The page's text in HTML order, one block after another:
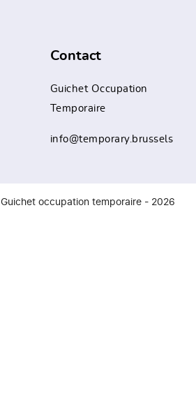
Contact
Guichet Occupation
Temporaire
info@temporary.brussels
Guichet occupation temporaire - 2026